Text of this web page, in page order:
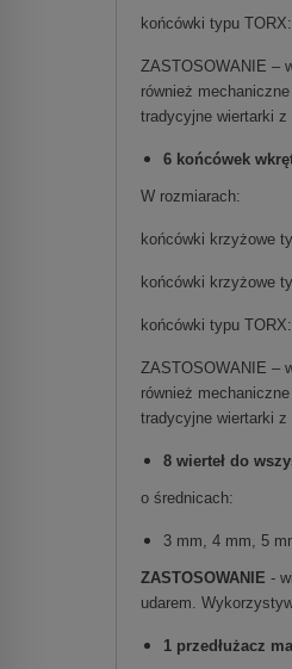
końcówki typu
ZASTOSOWANIE –
również
tradycyjne wiertarki z
6 końcówek
W rozmiarach:
końcówki krzyżowe
końcówki krzyżowe
końcówki typu
ZASTOSOWANIE –
również
tradycyjne wiertarki z
8 wierteł do
o średnicach:
3 mm, 4 mm, 5
ZASTOSOWANIE -
udarem.
1 przedłużacz